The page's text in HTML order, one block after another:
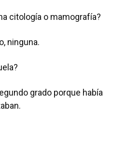
citología o mamografía?
ninguna.
grado porque había